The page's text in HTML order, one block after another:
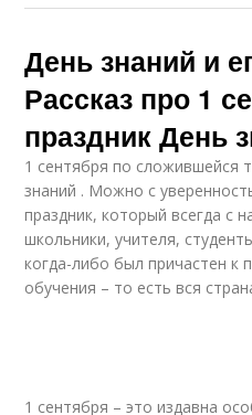
День знаний и
Рассказ про 1
праздник День
1 сентября по сложившейся
знаний . Можно с
праздник, который всегда с
школьники, учителя,
когда-либо был причастен к
обучения – то есть вся
1 сентября – это издавна